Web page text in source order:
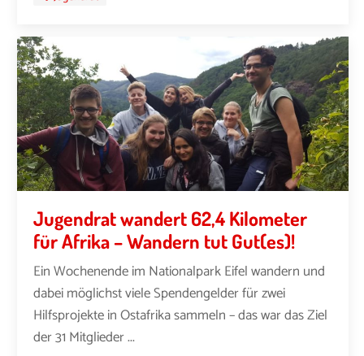
Jugendrat wandert 62,4 Kilometer
für Afrika – Wandern tut Gut(es)!
Ein Wochenende im Nationalpark Eifel wandern und
dabei möglichst viele Spendengelder für zwei
Hilfsprojekte in Ostafrika sammeln – das war das Ziel
der 31 Mitglieder ...